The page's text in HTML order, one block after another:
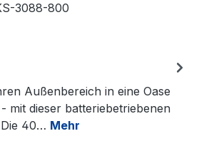
3088-800
Außenbereich in eine Oase
mit dieser batteriebetriebenen
40… Mehr